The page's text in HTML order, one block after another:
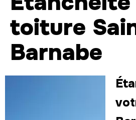
toiture
Barnabe